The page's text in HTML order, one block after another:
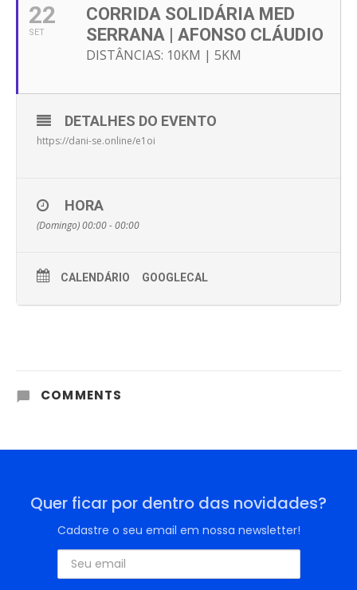
22
SET
CORRIDA SOLIDÁRIA MED
SERRANA | AFONSO CLÁUDIO
DISTÂNCIAS: 10KM | 5KM
DETALHES DO EVENTO
https://dani-se.online/e1oi
HORA
(Domingo) 00:00 - 00:00
CALENDÁRIO GOOGLECAL
COMMENTS
Quer ficar por dentro das novidades?
Cadastre o seu email em nossa newsletter!